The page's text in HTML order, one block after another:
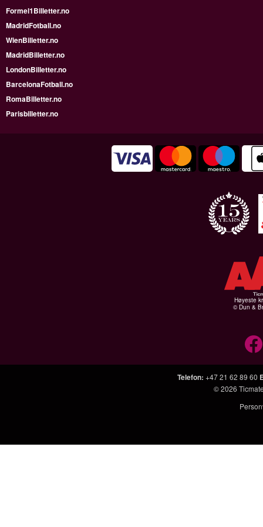
Formel1Billetter.no
MadridFotball.no
WienBilletter.no
MadridBilletter.no
LondonBilletter.no
BarcelonaFotball.no
RomaBilletter.no
Parisbilletter.no
Høyeste
© Dun &
Telefon: +47 21 62 89 60
© 2026